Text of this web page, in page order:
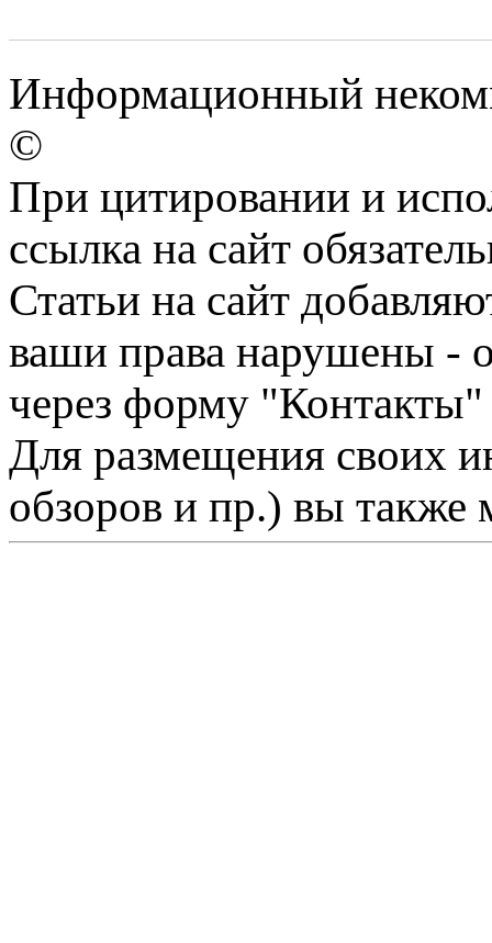
Информационный
©
При цитировании и
ссылка на сайт
Статьи на сайт
ваши права нарушены -
через форму "Контакты"
Для размещения своих
обзоров и пр.) вы также